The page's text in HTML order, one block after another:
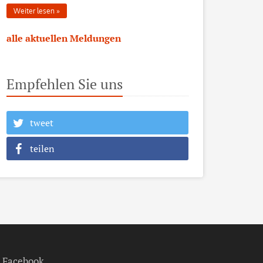
Weiter lesen
alle aktuellen Meldungen
Empfehlen Sie uns
tweet
teilen